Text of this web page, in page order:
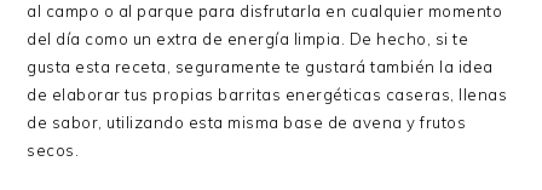
al campo o al parque para disfrutarla en cualquier momento
del día como un extra de energía limpia. De hecho, si te
gusta esta receta, seguramente te gustará también la idea
de elaborar tus propias barritas energéticas caseras, llenas
de sabor, utilizando esta misma base de avena y frutos
secos.